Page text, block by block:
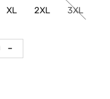
XL 2XL 3XL